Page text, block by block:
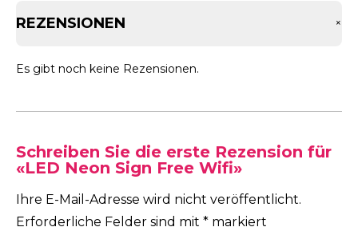
REZENSIONEN +
Es gibt noch keine Rezensionen.
Schreiben Sie die erste Rezension für
«LED Neon Sign Free Wifi»
Ihre E-Mail-Adresse wird nicht veröffentlicht.
Erforderliche Felder sind mit * markiert